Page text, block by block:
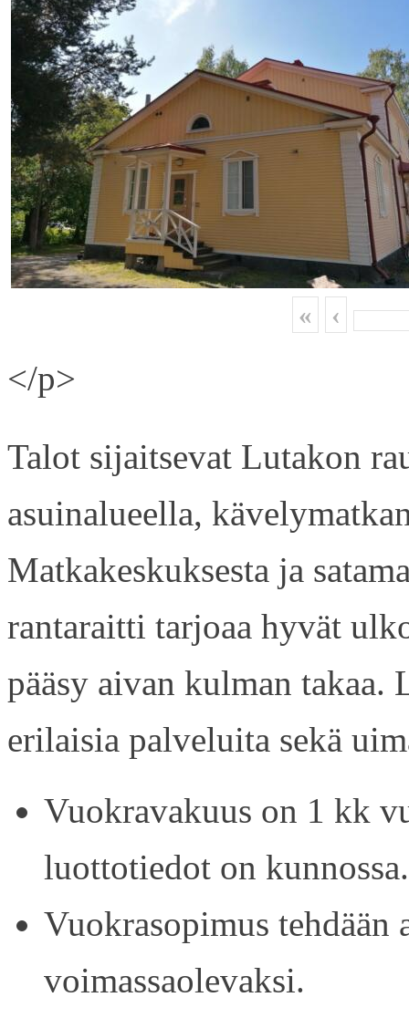
« ‹
</p>
Talot sijaitsevat Lutakon
asuinalueella,
Matkakeskuksesta ja
rantaraitti tarjoaa hyvät
pääsy aivan kulman
erilaisia palveluita sekä
Vuokravakuus on 1 kk
luottotiedot on kunnossa.
Vuokrasopimus tehdään
voimassaolevaksi.